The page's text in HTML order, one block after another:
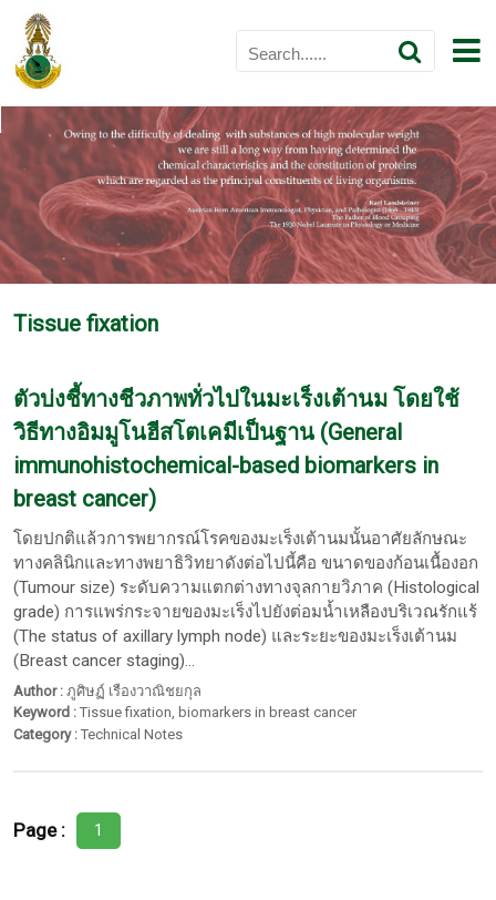
Tissue fixation
ตัวบ่งชี้ทางชีวภาพทั่วไปในมะเร็งเต้านม โดยใช้
วิธีทางอิมมูโนฮีสโตเคมีเป็นฐาน (General
immunohistochemical-based biomarkers in
breast cancer)
โดยปกติแล้วการพยากรณ์โรคของมะเร็งเต้านมนั้นอาศัยลักษณะ
ทางคลินิกและทางพยาธิวิทยาดังต่อไปนี้คือ ขนาดของก้อนเนื้องอก
(Tumour size) ระดับความแตกต่างทางจุลกายวิภาค (Histological
grade) การแพร่กระจายของมะเร็งไปยังต่อมน้ำเหลืองบริเวณรักแร้
(The status of axillary lymph node) และระยะของมะเร็งเต้านม
(Breast cancer staging)...
Author : ภูศิษฏ์ เรืองวาณิชยกุล
Keyword : Tissue fixation, biomarkers in breast cancer
Category : Technical Notes
Page : 1